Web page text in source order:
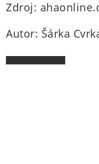
Zdroj:
Autor: Šárka